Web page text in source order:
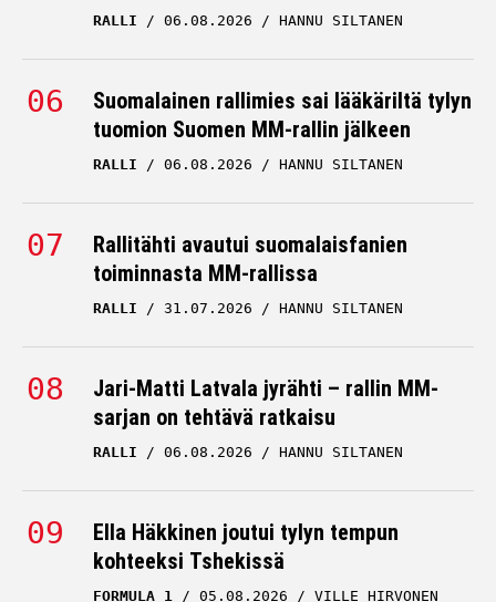
RALLI 06.08.2026 HANNU SILTANEN
Suomalainen rallimies sai lääkäriltä tylyn
tuomion Suomen MM-rallin jälkeen
RALLI 06.08.2026 HANNU SILTANEN
Rallitähti avautui suomalaisfanien
toiminnasta MM-rallissa
RALLI 31.07.2026 HANNU SILTANEN
Jari-Matti Latvala jyrähti – rallin MM-
sarjan on tehtävä ratkaisu
RALLI 06.08.2026 HANNU SILTANEN
Ella Häkkinen joutui tylyn tempun
kohteeksi Tshekissä
FORMULA 1 05.08.2026 VILLE HIRVONEN